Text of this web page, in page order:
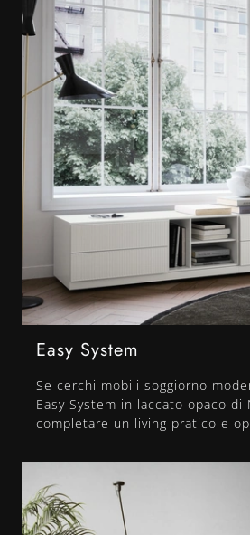
Easy System
Se cerchi mobili soggiorno
Easy System in laccato opaco di
completare un living pratico e